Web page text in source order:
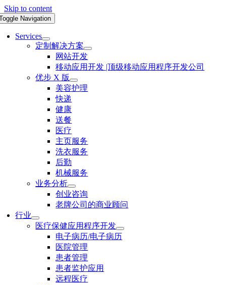
Skip to content
Navigation
Services
定制解决方案
网站开发
移动应用开发 |顶级移动应用程序开发公司
优步 X 版
美容护理
快递
健康
送餐
医疗
主页服务
洗衣服务
后勤
机械服务
业务分析
创业咨询
老牌公司的商业顾问
行业
医疗保健应用程序开发
电子病历/电子病历
医院管理
患者管理
患者监护应用
远程医疗